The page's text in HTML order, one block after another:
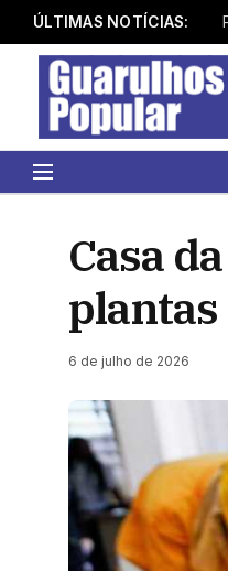
ÚLTIMAS NOTÍCIAS:
Casa
6 de julho de 2026